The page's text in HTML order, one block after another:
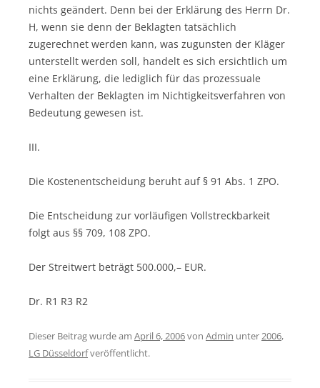
nichts geändert. Denn bei der Erklärung des Herrn Dr.
H, wenn sie denn der Beklagten tatsächlich
zugerechnet werden kann, was zugunsten der Kläger
unterstellt werden soll, handelt es sich ersichtlich um
eine Erklärung, die lediglich für das prozessuale
Verhalten der Beklagten im Nichtigkeitsverfahren von
Bedeutung gewesen ist.
III.
Die Kostenentscheidung beruht auf § 91 Abs. 1 ZPO.
Die Entscheidung zur vorläufigen Vollstreckbarkeit
folgt aus §§ 709, 108 ZPO.
Der Streitwert beträgt 500.000,– EUR.
Dr. R1 R3 R2
Dieser Beitrag wurde am April 6, 2006von Admin unter 2006,
LG Düsseldorfveröffentlicht.